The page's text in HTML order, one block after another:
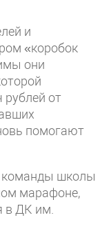
и
«коробок
они
от
помогают
команды школы
марафоне,
в ДК им.